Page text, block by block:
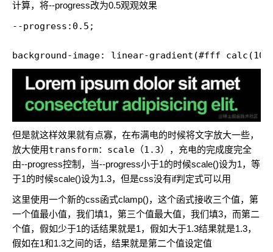
计算，将--progress改为0.5观观效果
--progress:0.5;
background-image: linear-gradient(#fff
但是就这样效果就有点寡，在布满电的时候将文字放大一些，
放大使用transform：scale（1.3）
，充电的完成度完全
由--progress控制，当--progress小于1的时候scale()设为1，等
于1的时候scale()设为1.3，但是css没有if判定式可以用
这里使用一个新的css函式clamp()，这个函式接收三个值，第
一个值最小值，我们填1，第三个值最大值，我们填3，而第二
个值，假如少于1的话结果就是1，假如大于1.3结果就是1.3，
假如在1和1.3之间的话，结果就是第二个值设定值